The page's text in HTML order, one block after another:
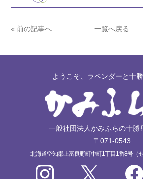
« 前の記事へ 一覧へ戻る
ようこそ、ラベンダーと十
一般社団法人かみふらの十勝
〒071-0543
北海道空知郡上富良野町中町1丁目1番8号（